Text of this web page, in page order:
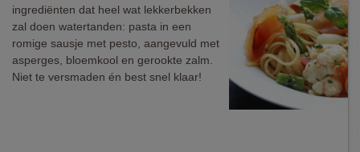
ingrediënten dat heel wat lekkerbekken
zal doen watertanden: pasta in een
romige sausje met pesto, aangevuld met
asperges, bloemkool en gerookte zalm.
Niet te versmaden én best snel klaar!